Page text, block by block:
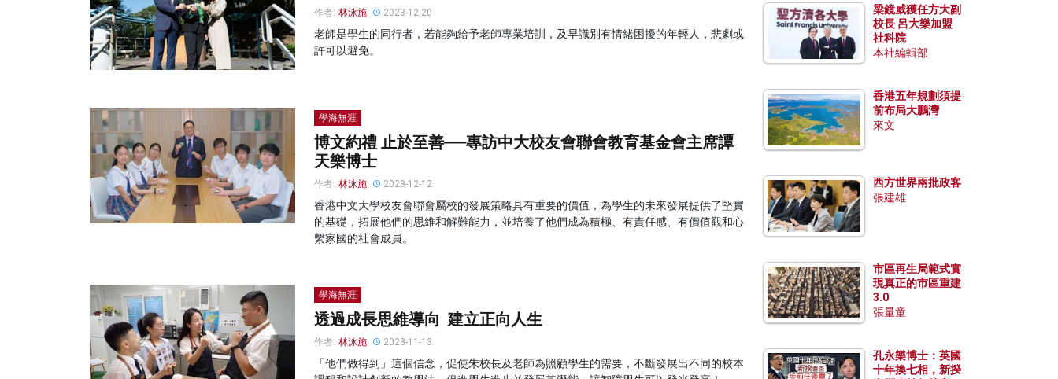
作者: 林泳施 2023-12-20
老師是學生的同行者，若能夠給予老師專業培訓，及早識別有情緒困擾的年輕人，悲劇或
許可以避免。
學海無涯
博文約禮 止於至善──專訪中大校友會聯會教育基金會主席譚
天樂博士
作者: 林泳施 2023-12-12
香港中文大學校友會聯會屬校的發展策略具有重要的價值，為學生的未來發展提供了堅實
的基礎，拓展他們的思維和解難能力，並培養了他們成為積極、有責任感、有價值觀和心
繫家國的社會成員。
學海無涯
透過成長思維導向 建立正向人生
作者: 林泳施 2023-11-13
「他們做得到」這個信念，促使朱校長及老師為照顧學生的需要，不斷發展出不同的校本
梁鏡威獲任方大副
校長 呂大樂加盟
社科院
本社編輯部
香港五年規劃須提
前布局大鵬灣
來文
西方世界兩批政客
張建雄
市區再生局範式實
現真正的市區重建
3.0
張量童
孔永樂博士：英國
十年換七相，新揆